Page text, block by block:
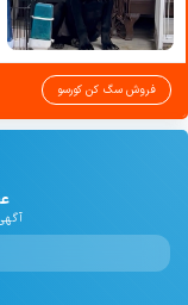
فروش سگ کن کورسو